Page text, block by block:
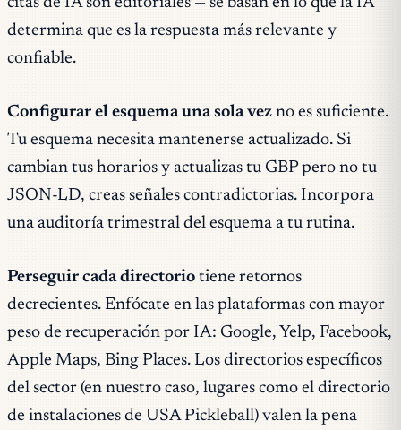
determina que es la respuesta más relevante y
confiable.
Configurar el esquema una sola vez no es suficiente.
Tu esquema necesita mantenerse actualizado. Si
cambian tus horarios y actualizas tu GBP pero no tu
JSON-LD, creas señales contradictorias. Incorpora
una auditoría trimestral del esquema a tu rutina.
Perseguir cada directorio tiene retornos
decrecientes. Enfócate en las plataformas con mayor
peso de recuperación por IA: Google, Yelp, Facebook,
Apple Maps, Bing Places. Los directorios específicos
del sector (en nuestro caso, lugares como el directorio
de instalaciones de USA Pickleball) valen la pena